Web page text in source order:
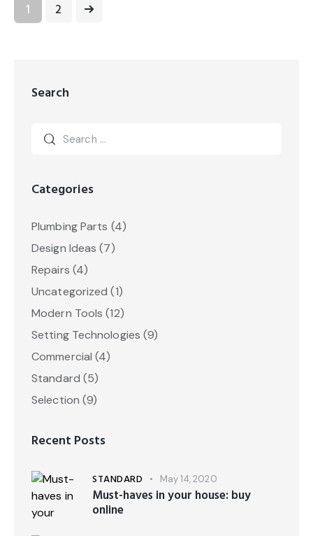
1 2
Search
Categories
Plumbing Parts (4)
Design Ideas (7)
Repairs (4)
Uncategorized (1)
Modern Tools (12)
Setting Technologies (9)
Commercial (4)
Standard (5)
Selection (9)
Recent Posts
STANDARD May 14, 2020
Must-haves in your house: buy
online